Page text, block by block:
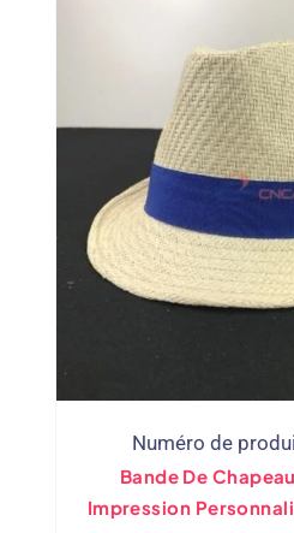
Numéro de
Bande De
Impression